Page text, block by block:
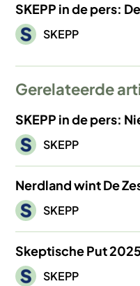
SKEPP in de pers:
Afbeelding
SKEPP
Gerelateerde
SKEPP in de pers:
Afbeelding
SKEPP
Nerdland wint De
Afbeelding
SKEPP
Skeptische Put
Afbeelding
SKEPP